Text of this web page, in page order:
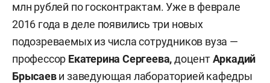
млн рублей по госконтрактам. Уже в феврале
2016 года в деле появились три новых
подозреваемых из числа сотрудников вуза —
профессор Екатерина Сергеева,доцентАркадий
Брысаеви заведующая лабораторией кафедры